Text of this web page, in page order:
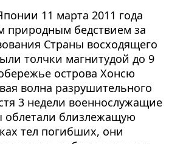
11 марта 2011 года
природным бедствием за
Страны восходящего
толчки магнитудой до 9
острова Хонсю
волна разрушительного
3 недели военнослужащие
облетали близлежащую
тел погибших, они